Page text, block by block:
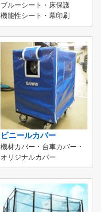
ブルーシート・床保護
機能性シート・幕印刷
ビニールカバー
機材カバー・台車カバー・
オリジナルカバー